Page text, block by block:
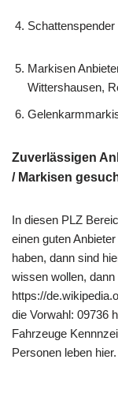
Markisen
Wittershausen,
Zuverlässigen
/ Markisen
In diesen PLZ
einen guten
haben, dann sind
wissen wollen,
https://
die Vorwahl: 09736
Fahrzeuge
Personen leben hier.